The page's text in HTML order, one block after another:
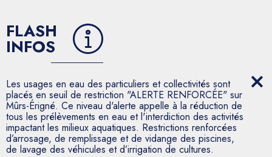
FLASH
INFOS
Les usages en eau des particuliers et collectivités sont
placés en seuil de restriction "ALERTE RENFORCÉE" sur
Mûrs-Érigné. Ce niveau d'alerte appelle à la réduction de
tous les prélèvements en eau et l'interdiction des activités
impactant les milieux aquatiques. Restrictions renforcées
d’arrosage, de remplissage et de vidange des piscines,
de lavage des véhicules et d’irrigation de cultures.